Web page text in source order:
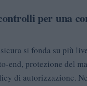
per una
si fonda su più
protezione del
di autorizzazione.